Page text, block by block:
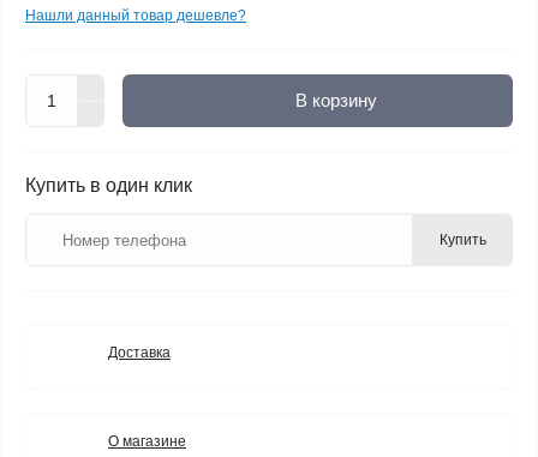
Нашли данный товар дешевле?
В корзину
Купить в один клик
Купить
Доставка
О магазине